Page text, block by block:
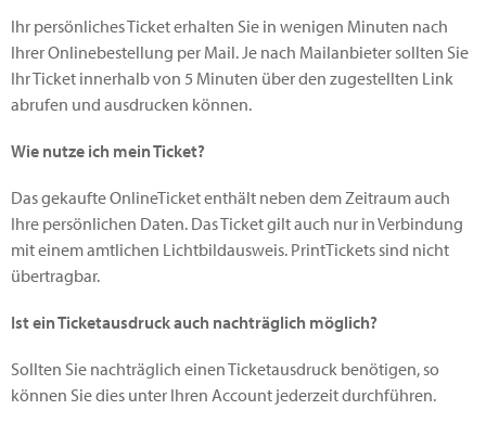
Ihr persönliches Ticket erhalten Sie in wenigen Minuten nach
Ihrer Onlinebestellung per Mail. Je nach Mailanbieter sollten Sie
Ihr Ticket innerhalb von 5 Minuten über den zugestellten Link
abrufen und ausdrucken können.
Wie nutze ich mein Ticket?
Das gekaufte OnlineTicket enthält neben dem Zeitraum auch
Ihre persönlichen Daten. Das Ticket gilt auch nur in Verbindung
mit einem amtlichen Lichtbildausweis. PrintTickets sind nicht
übertragbar.
Ist ein Ticketausdruck auch nachträglich möglich?
Sollten Sie nachträglich einen Ticketausdruck benötigen, so
können Sie dies unter Ihren Account jederzeit durchführen.